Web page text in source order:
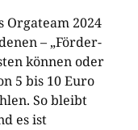
Orgateam 2024
– „Förder-
können oder
5 bis 10 Euro
So bleibt
es ist